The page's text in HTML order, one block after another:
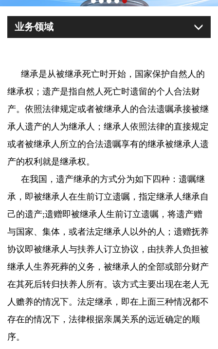
业务领域
继承是从被继承死亡时开始，国家保护自然人的
继承权；遗产是指自然人死亡时遗留的个人合法财
产。依照法律规定或者被继承人的合法遗嘱承接被继
承人遗产的人为继承人；继承人依照法律的直接规定
或者被继承人所立的合法遗嘱享有的继承被继承人遗
产的权利就是继承权。
在我国，遗产继承的方式分为如下四种：遗嘱继
承，即被继承人在生前订立遗嘱，指定继承人继承自
己的遗产;遗赠即被继承人生前订立遗嘱，将遗产赠
与国家、集体，或者法定继承人以外的人；遗赠抚养
协议即被继承人与扶养人订立协议，由扶养人负担被
继承人生养死葬的义务，被继承人的全部或部分财产
在其死后转归扶养人所有。该方式主要出现在老人无
人赡养的情况下。法定继承，即在上面三种情况都不
存在的情况下，法律根据亲属关系的远近确定的顺
序。